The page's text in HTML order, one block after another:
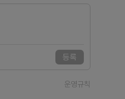
등록
운영규칙